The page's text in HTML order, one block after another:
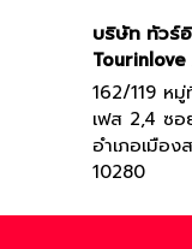
บริษัท ทัวร์
Tourinlove
162/119 ห
เฟส 2,4 ซ
อำเภอเมือ
10280